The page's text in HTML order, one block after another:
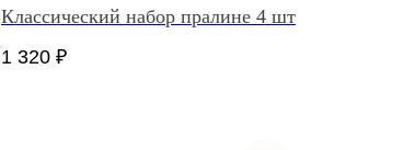
Классический набор пралине 4 шт
1 320 ₽